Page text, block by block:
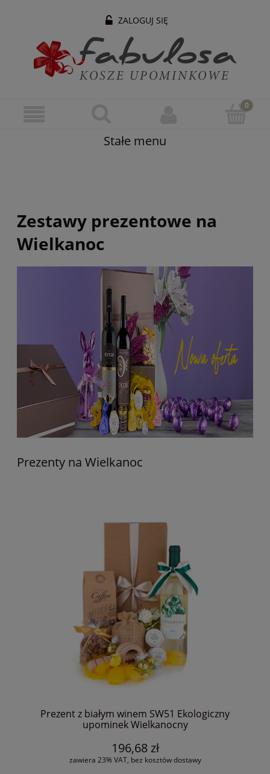
ZALOGUJ SIĘ
Stałe menu
Zestawy prezentowe na
Wielkanoc
Prezenty na Wielkanoc
Prezent z białym winem SW51 Ekologiczny
upominek Wielkanocny
196,68 zł
zawiera 23% VAT, bez kosztów dostawy